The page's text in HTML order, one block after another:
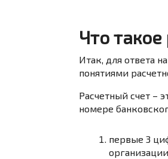
Что такое
Итак, для ответа
понятиями
Расчетный счет –
номере
первые 3